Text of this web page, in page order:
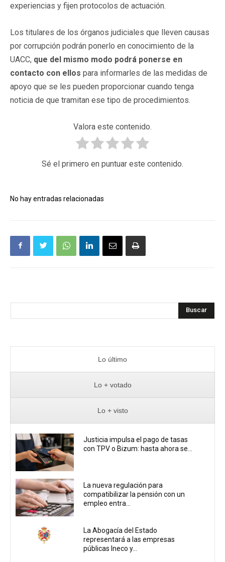
experiencias y fijen protocolos de actuación.
Los titulares de los órganos judiciales que lleven causas
por corrupción podrán ponerlo en conocimiento de la
UACC, que del mismo modo podrá ponerse en
contacto con ellos para informarles de las medidas de
apoyo que se les pueden proporcionar cuando tenga
noticia de que tramitan ese tipo de procedimientos.
Valora este contenido.
Sé el primero en puntuar este contenido.
No hay entradas relacionadas
Buscar
Lo último
Lo + votado
Lo + visto
Justicia impulsa el pago de tasas
con TPV o Bizum: hasta ahora se...
La nueva regulación para
compatibilizar la pensión con un
empleo entra...
La Abogacía del Estado
representará a las empresas
públicas Ineco y...